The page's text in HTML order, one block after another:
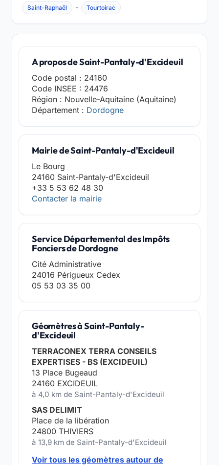
Saint-Raphaël - Tourtoirac
A propos de Saint-Pantaly-d'Excideuil
Code postal : 24160
Code INSEE : 24476
Région : Nouvelle-Aquitaine (Aquitaine)
Département : Dordogne
Mairie de Saint-Pantaly-d'Excideuil
Le Bourg
24160 Saint-Pantaly-d'Excideuil
+33 5 53 62 48 30
Contacter la mairie
Service Départemental des Impôts
Fonciers de Dordogne
Cité Administrative
24016 Périgueux Cedex
05 53 03 35 00
Géomètres à Saint-Pantaly-
d'Excideuil
TERRACONEX TERRA CONSEILS
EXPERTISES - BS (EXCIDEUIL)
13 Place Bugeaud
24160 EXCIDEUIL
à 4,0 km de Saint-Pantaly-d'Excideuil
SAS DELIMIT
Place de la libération
24800 THIVIERS
à 13,9 km de Saint-Pantaly-d'Excideuil
Voir tous les géomètres autour de